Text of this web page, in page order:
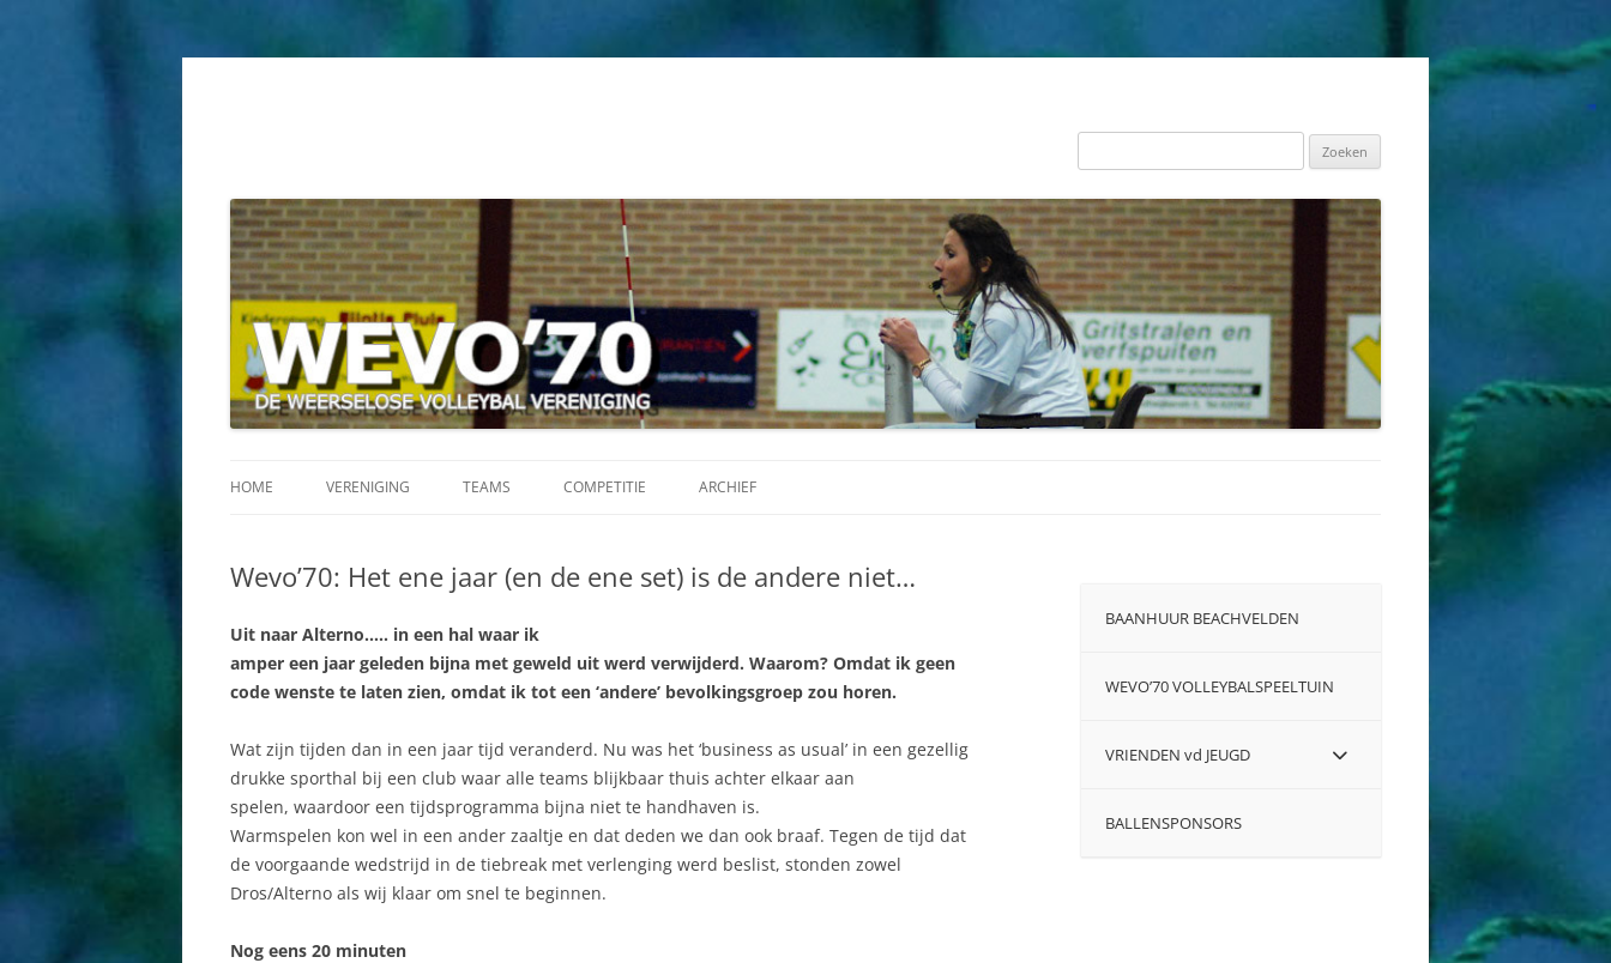
Zoeken
HOME VERENIGING
COMMISSIES
AAN EN AFMELDEN
SPORTHAL
WEBSITE
TEAMS
DAMES 2
DAMES 4
DAMES 6
DAMES 7
HEREN HEREN 1
JEUGD ABC
MEISJES B2
MEISJES C1
MINIS
COMPETITIE ARCHIEF
Wevo’70: Het ene jaar (en de ene set) is de andere niet…
Uit naar Alterno….. in een hal waar ik
amper een jaar geleden bijna met geweld uit werd verwijderd. Waarom? Omdat ik geen
code wenste te laten zien, omdat ik tot een ‘andere’ bevolkingsgroep zou horen.
Wat zijn tijden dan in een jaar tijd veranderd. Nu was het ‘business as usual’ in een gezellig
drukke sporthal bij een club waar alle teams blijkbaar thuis achter elkaar aan
spelen, waardoor een tijdsprogramma bijna niet te handhaven is.
Warmspelen kon wel in een ander zaaltje en dat deden we dan ook braaf. Tegen de tijd dat
de voorgaande wedstrijd in de tiebreak met verlenging werd beslist, stonden zowel
Dros/Alterno als wij klaar om snel te beginnen.
Nog eens 20 minuten
BAANHUUR BEACHVELDEN
WEVO’70 VOLLEYBALSPEELTUIN
VRIENDEN vd JEUGD
BALLENSPONSORS